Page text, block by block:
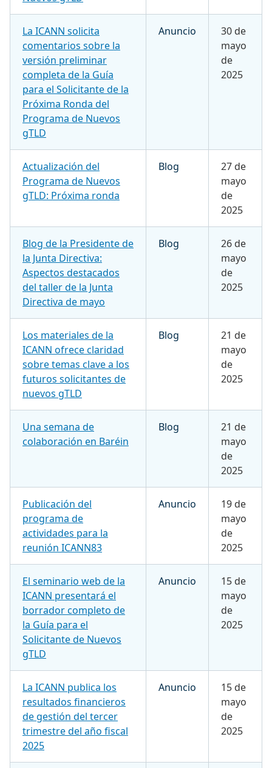
La ICANN solicita
comentarios sobre la
versión preliminar
completa de la Guía
para el Solicitante de la
Próxima Ronda del
Programa de Nuevos
gTLD
Anuncio
30 de
mayo
de
2025
Actualización del
Programa de Nuevos
gTLD: Próxima ronda
Blog
27 de
mayo
de
2025
Blog de la Presidente de
la Junta Directiva:
Aspectos destacados
del taller de la Junta
Directiva de mayo
Blog
26 de
mayo
de
2025
Los materiales de la
ICANN ofrece claridad
sobre temas clave a los
futuros solicitantes de
nuevos gTLD
Blog
21 de
mayo
de
2025
Una semana de
colaboración en Baréin
Blog
21 de
mayo
de
2025
Publicación del
programa de
actividades para la
reunión ICANN83
Anuncio
19 de
mayo
de
2025
El seminario web de la
ICANN presentará el
borrador completo de
la Guía para el
Solicitante de Nuevos
gTLD
Anuncio
15 de
mayo
de
2025
La ICANN publica los
resultados financieros
de gestión del tercer
trimestre del año fiscal
2025
Anuncio
15 de
mayo
de
2025